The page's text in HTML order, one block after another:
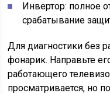
Инвертор: полное
срабатывание
Для диагностики без
фонарик. Направьте
работающего
просматривается, но